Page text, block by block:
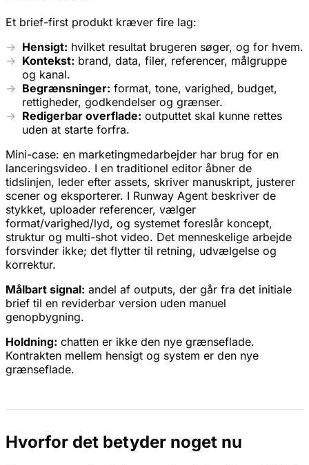
Et brief-first produkt kræver fire lag:
Hensigt: hvilket resultat brugeren søger, og for hvem.
Kontekst: brand, data, filer, referencer, målgruppe
og kanal.
Begrænsninger: format, tone, varighed, budget,
rettigheder, godkendelser og grænser.
Redigerbar overflade: outputtet skal kunne rettes
uden at starte forfra.
Mini-case: en marketingmedarbejder har brug for en
lanceringsvideo. I en traditionel editor åbner de
tidslinjen, leder efter assets, skriver manuskript, justerer
scener og eksporterer. I Runway Agent beskriver de
stykket, uploader referencer, vælger
format/varighed/lyd, og systemet foreslår koncept,
struktur og multi-shot video. Det menneskelige arbejde
forsvinder ikke; det flytter til retning, udvælgelse og
korrektur.
Målbart signal: andel af outputs, der går fra det initiale
brief til en reviderbar version uden manuel
genopbygning.
Holdning: chatten er ikke den nye grænseflade.
Kontrakten mellem hensigt og system er den nye
grænseflade.
Hvorfor det betyder noget nu